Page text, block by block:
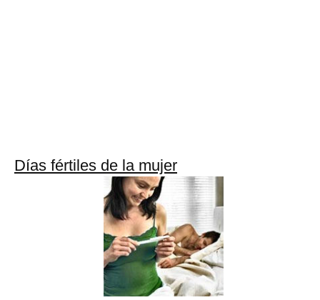
Días fértiles de la mujer